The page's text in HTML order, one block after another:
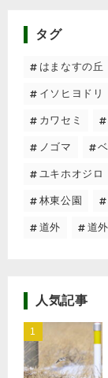
タグ
はまなすの丘
イソヒヨドリ
カワセミ
ノゴマ
ユキホオジロ
林東公園
道外 道
人気記事